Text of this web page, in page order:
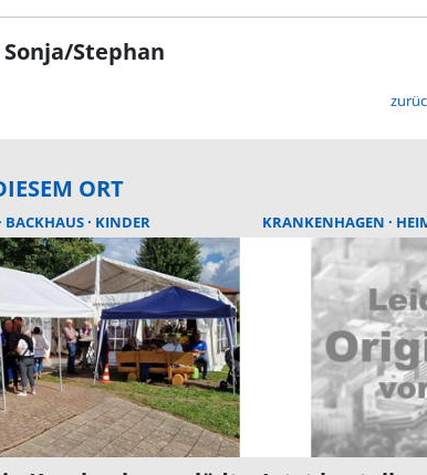
Stephan
ORT
BACKHAUS KINDER KRANKENHAGEN